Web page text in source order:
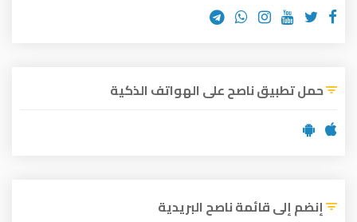
حمل تطبيق ناصح على الهواتف الذكية
إنضم إلى قائمة ناصح البريدية